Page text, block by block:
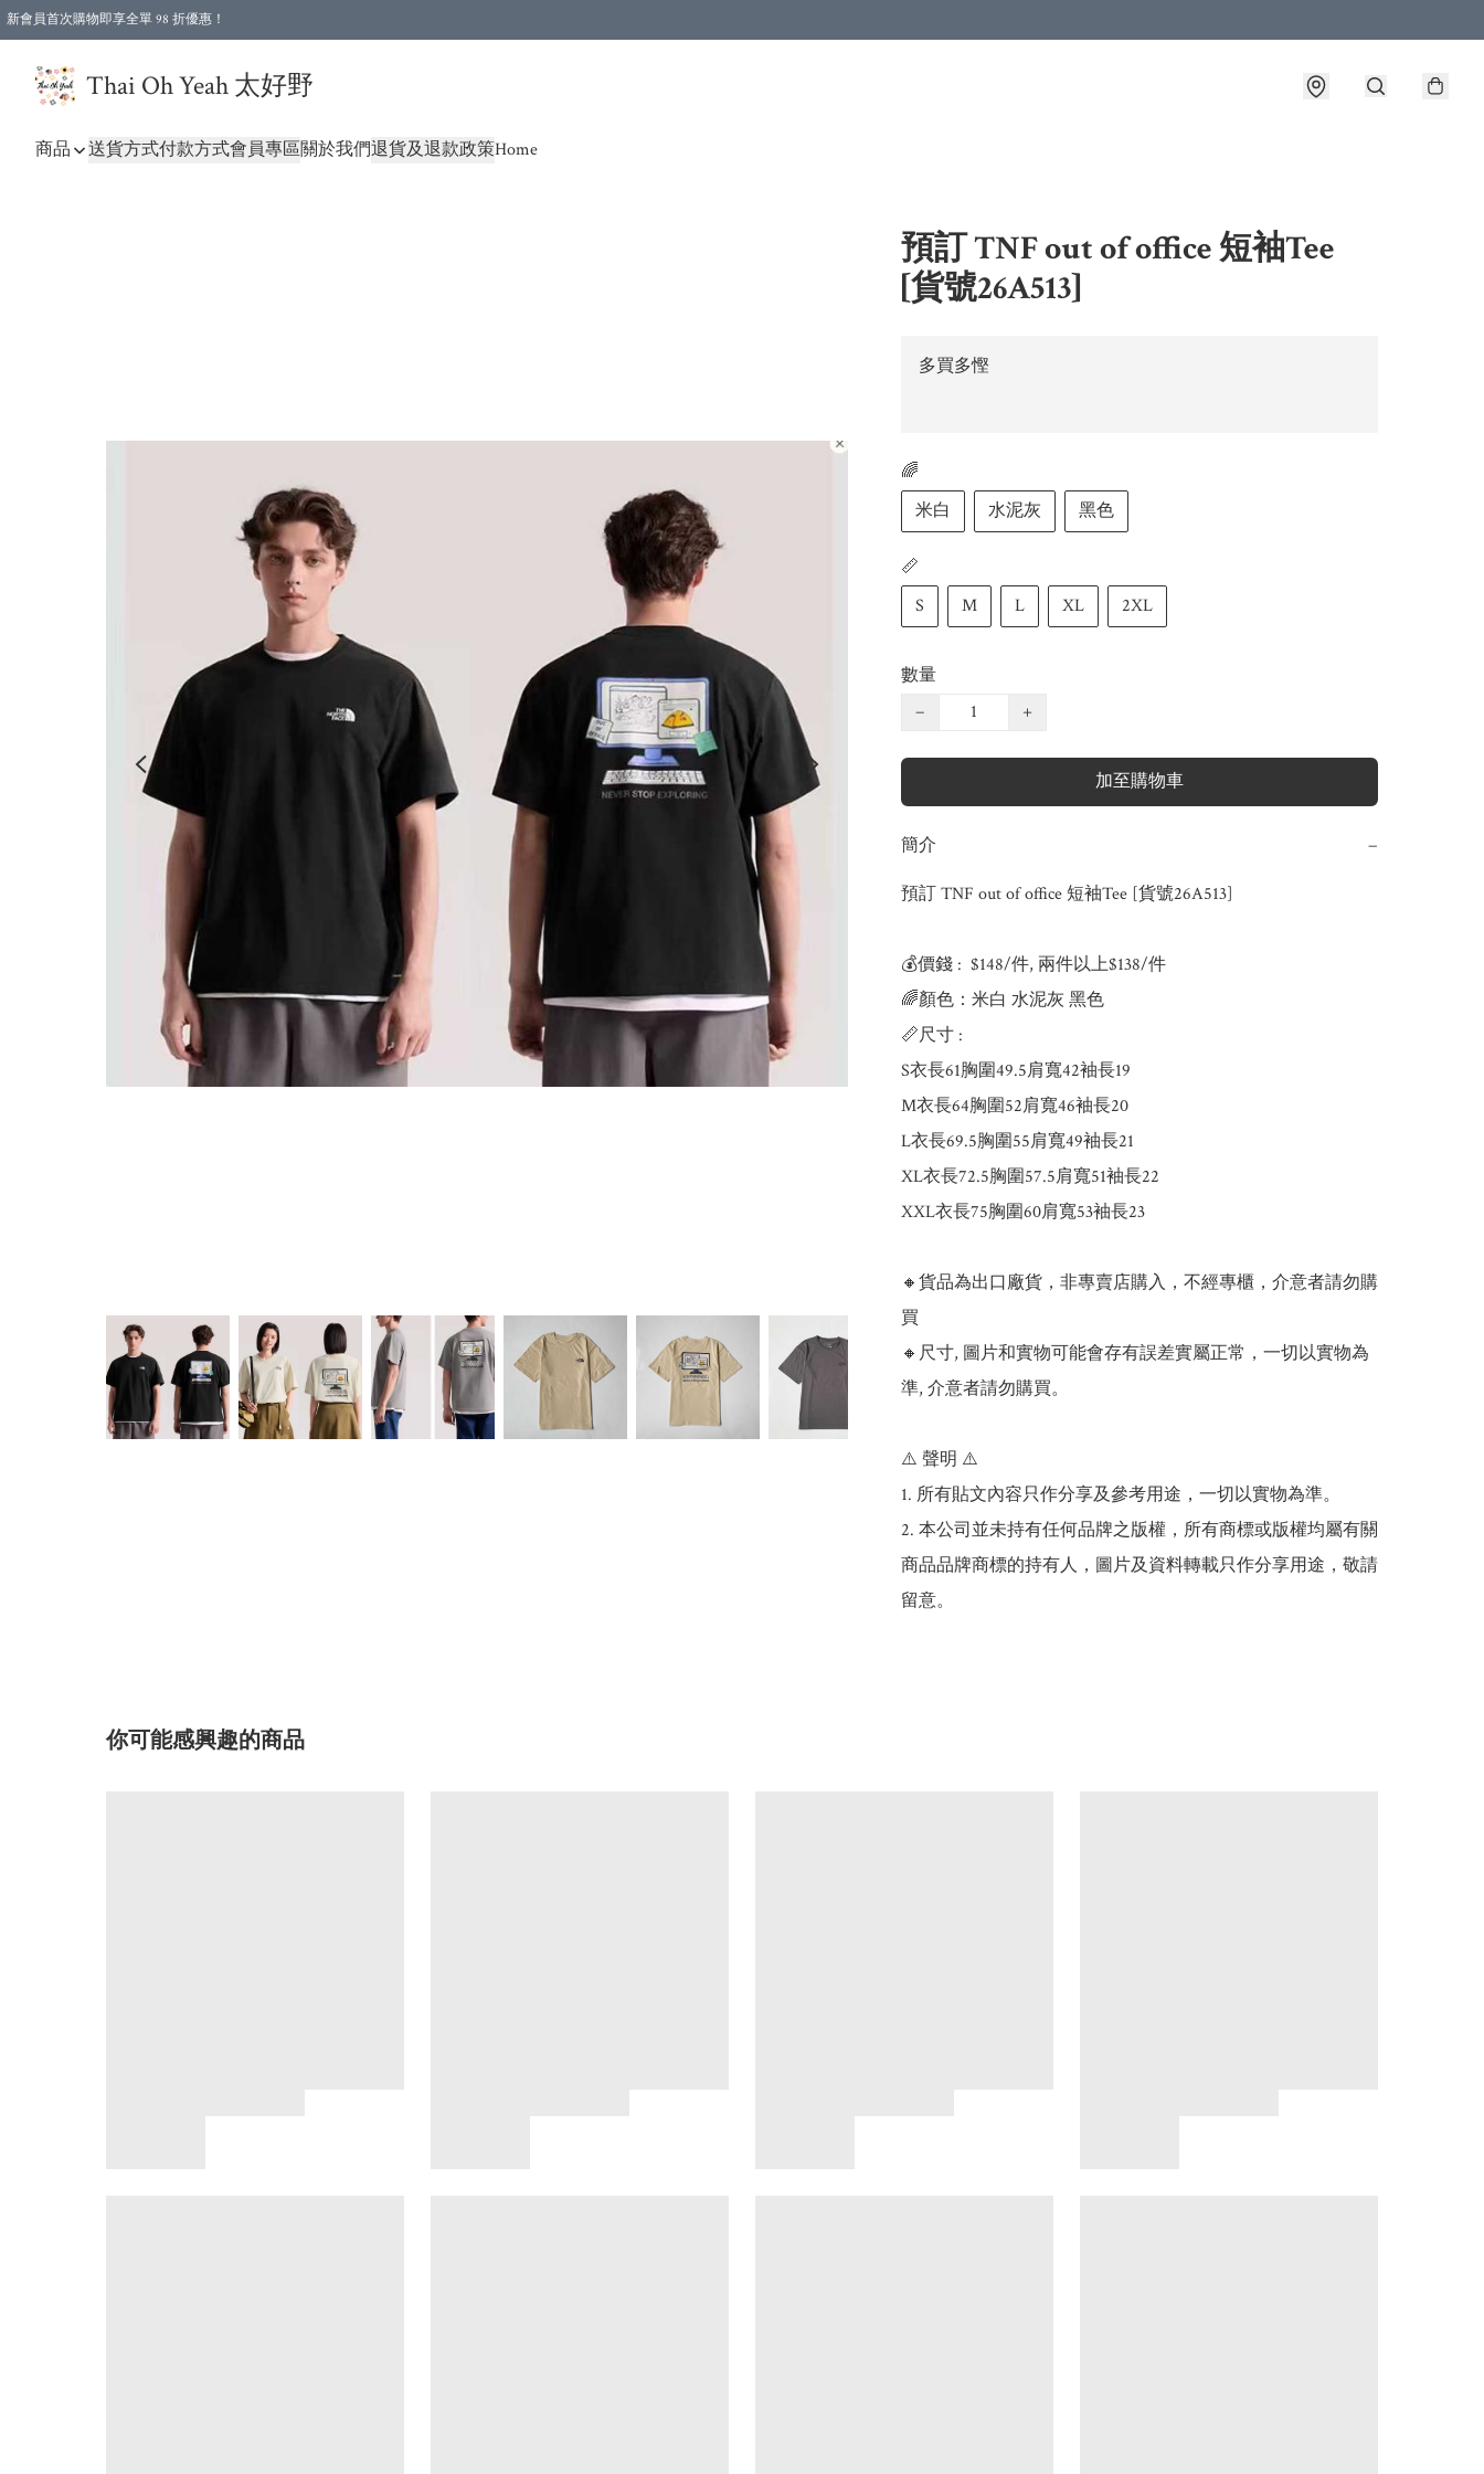
新會員首次購物即享全單 98 折優惠！
Thai Oh Yeah 太好野
商品 送貨方式付款方式會員專區關於我們退貨及退款政策Home
預訂 TNF out of office 短袖Tee
[貨號26A513]
多買多慳
🌈
米白
水泥灰 黑色
📏
S
M L XL 2XL
數量
−
+
加至購物車
簡介 −
預訂 TNF out of office 短袖Tee [貨號26A513]
💰價錢 :  $148/件, 兩件以上$138/件
🌈顏色：米白 水泥灰 黑色
📏尺寸 :
S衣長61胸圍49.5肩寬42袖長19
M衣長64胸圍52肩寬46袖長20
L衣長69.5胸圍55肩寬49袖長21
XL衣長72.5胸圍57.5肩寬51袖長22
XXL衣長75胸圍60肩寬53袖長23
🔸貨品為出口廠貨，非專賣店購入，不經專櫃，介意者請勿購
買
🔸尺寸, 圖片和實物可能會存有誤差實屬正常，一切以實物為
準, 介意者請勿購買。
⚠️ 聲明 ⚠️
1. 所有貼文內容只作分享及參考用途，一切以實物為準。
2. 本公司並未持有任何品牌之版權，所有商標或版權均屬有關
商品品牌商標的持有人，圖片及資料轉載只作分享用途，敬請
留意。
你可能感興趣的商品